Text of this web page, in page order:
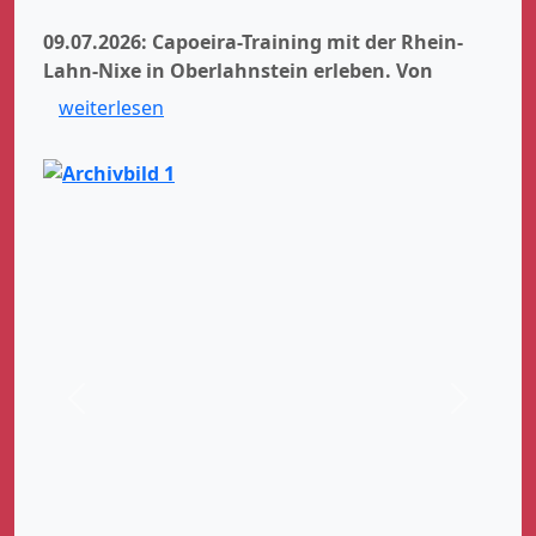
09.07.2026: Capoeira-Training mit der Rhein-
Lahn-Nixe in Oberlahnstein erleben. Von
weiterlesen